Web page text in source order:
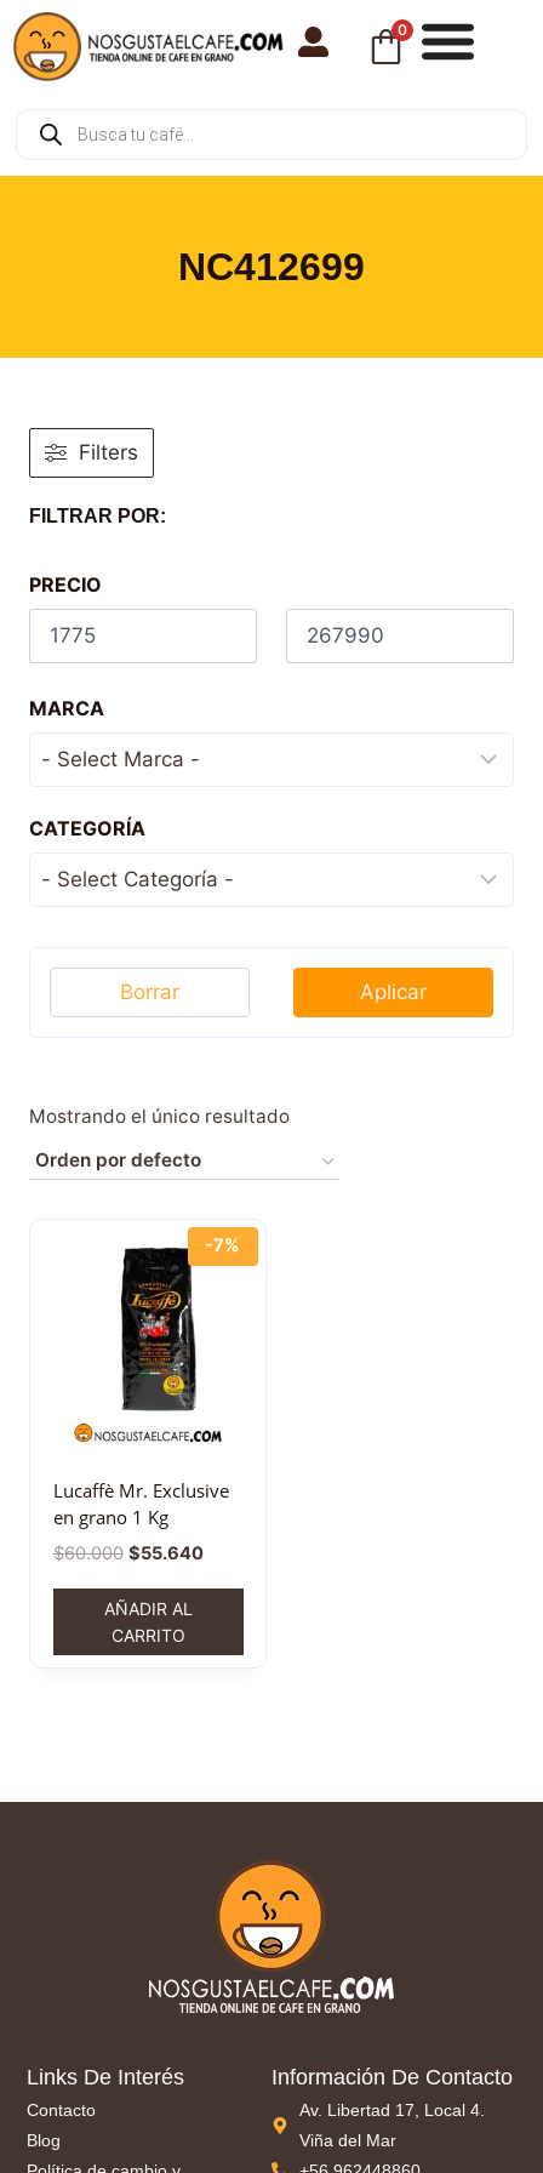
0
NC412699
Mostrando el único resultado
-7%
Lucaffè Mr. Exclusive
en grano 1 Kg
$60.000 $55.640
AÑADIR AL
CARRITO
Filters
FILTRAR POR:
PRECIO
MARCA
CATEGORÍA
Aplicar
Borrar
Links De Interés
Contacto
Blog
Información De Contacto
Av. Libertad 17, Local 4.
Viña del Mar